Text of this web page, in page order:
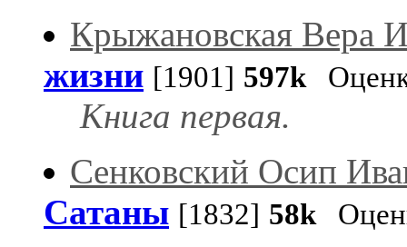
Крыжановская Вера
жизни [1901] 597k
Книга первая.
Сенковский Осип
Сатаны [1832] 58k